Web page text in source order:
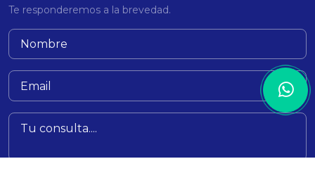
Te responderemos a la brevedad.